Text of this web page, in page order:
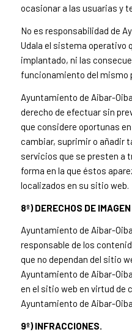
ocasionar a las usuarias y
No es responsabilidad de
Udala el sistema operativo
implantado, ni las
funcionamiento del mismo
Ayuntamiento de Aibar-
derecho de efectuar sin
que considere oportunas
cambiar, suprimir o añadir
servicios que se presten a
forma en la que éstos
localizados en su sitio web.
8º) DERECHOS DE
Ayuntamiento de Aibar-
responsable de los
que no dependan del sitio
Ayuntamiento de Aibar-
en el sitio web en virtud de
Ayuntamiento de Aibar-
9º) INFRACCIONES.